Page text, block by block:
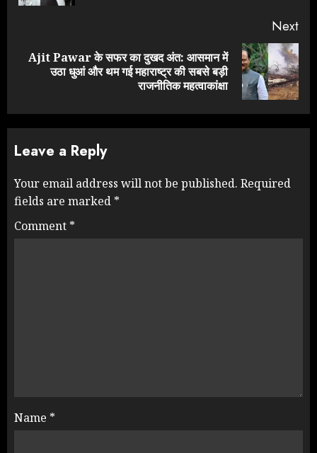
Next
Next
Ajit Pawar के सफर का दुखद अंत: आसमान में
उठा धुआं और थम गई महाराष्ट्र की सबसे बड़ी
राजनीतिक महत्वाकांक्षा
Leave a Reply
Your email address will not be published. Required
fields are marked *
Comment *
Name *